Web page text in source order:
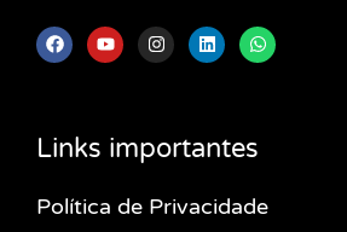
Links importantes
Política de Privacidade